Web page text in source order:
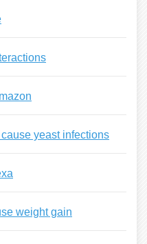
yeast infections
weight gain